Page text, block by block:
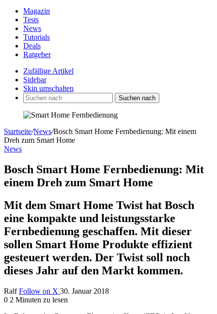
Magazin
Tests
News
Tutorials
Deals
Ratgeber
Zufällige Artikel
Sidebar
Skin umschalten
Suchen nach
Startseite/News/Bosch Smart Home Fernbedienung: Mit einem
Dreh zum Smart Home
News
Bosch Smart Home Fernbedienung: Mit
einem Dreh zum Smart Home
Mit dem Smart Home Twist hat Bosch
eine kompakte und leistungsstarke
Fernbedienung geschaffen. Mit dieser
sollen Smart Home Produkte effizient
gesteuert werden. Der Twist soll noch
dieses Jahr auf den Markt kommen.
Ralf Follow on X 30. Januar 2018
0 2 Minuten zu lesen